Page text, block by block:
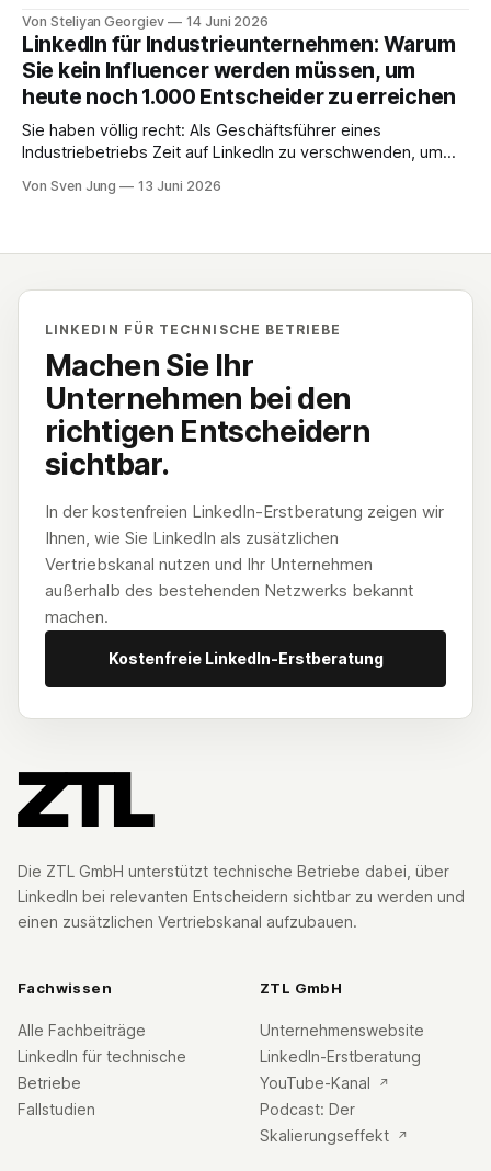
Netzwerk gebaut haben, werden sie heute von
Wettbewerbern rechts überholt, die online eine massive
Präsenz simulieren. Viele Geschäftsführer verlassen sich
immer noch auf den
Von Steliyan Georgiev 14 Juni 2026
LinkedIn für Industrieunternehmen: Warum
Sie kein Influencer werden müssen, um
heute noch 1.000 Entscheider zu erreichen
Sie haben völlig recht: Als Geschäftsführer eines
Industriebetriebs Zeit auf LinkedIn zu verschwenden, um
wirtschaftlicher Unsinn. Viele Entscheidungsträger im
Von Sven Jung 13 Juni 2026
LINKEDIN FÜR TECHNISCHE BETRIEBE
Machen Sie Ihr
Unternehmen bei den
richtigen Entscheidern
sichtbar.
In der kostenfreien LinkedIn-Erstberatung zeigen wir
Ihnen, wie Sie LinkedIn als zusätzlichen
Vertriebskanal nutzen und Ihr Unternehmen
außerhalb des bestehenden Netzwerks bekannt
machen.
Kostenfreie LinkedIn-Erstberatung
Die ZTL GmbH unterstützt technische Betriebe dabei, über
LinkedIn bei relevanten Entscheidern sichtbar zu werden und
einen zusätzlichen Vertriebskanal aufzubauen.
Fachwissen
Alle Fachbeiträge
LinkedIn für technische
Betriebe
Fallstudien
ZTL GmbH
Unternehmenswebsite
LinkedIn-Erstberatung
YouTube-Kanal
↗
Podcast: Der
Skalierungseffekt
↗